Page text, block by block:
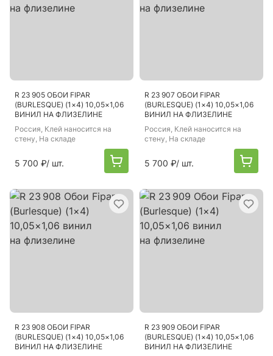
R 23 905 ОБОИ FIPAR
(BURLESQUE) (1×4) 10,05×1,06
ВИНИЛ НА ФЛИЗЕЛИНЕ
Россия, Клей наносится на
стену, На складе
5 700 ₽/ шт.
R 23 907 ОБОИ FIPAR
(BURLESQUE) (1×4) 10,05×1,06
ВИНИЛ НА ФЛИЗЕЛИНЕ
Россия, Клей наносится на
стену, На складе
5 700 ₽/ шт.
R 23 908 ОБОИ FIPAR
(BURLESQUE) (1×4) 10,05×1,06
ВИНИЛ НА ФЛИЗЕЛИНЕ
R 23 909 ОБОИ FIPAR
(BURLESQUE) (1×4) 10,05×1,06
ВИНИЛ НА ФЛИЗЕЛИНЕ